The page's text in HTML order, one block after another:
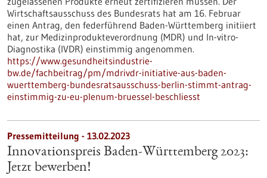
Wirtschaftsausschuss des Bundesrats hat am 16. Februar
einen Antrag, den federführend Baden-Württemberg initiiert
hat, zur Medizinprodukteverordnung (MDR) und In-vitro-
Diagnostika (IVDR) einstimmig angenommen.
https://www.gesundheitsindustrie-
bw.de/fachbeitrag/pm/mdrivdr-initiative-aus-baden-
wuerttemberg-bundesratsausschuss-berlin-stimmt-antrag-
einstimmig-zu-eu-plenum-bruessel-beschliesst
Pressemitteilung - 13.02.2023
Innovationspreis Baden-Württemberg 2023:
Jetzt bewerben!